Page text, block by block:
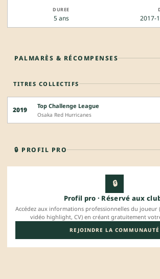
5 ans 2017-
PALMARÈS & RÉCOMPENSES
TITRES COLLECTIFS
2019 Top Challenge League
Osaka Red Hurricanes
🔒 PROFIL PRO
🔒
Profil pro · Réservé aux
Accédez aux informations professionnelles du joueur
vidéo highlight, CV) en créant gratuitement
REJOINDRE LA COMMUNAUTÉ